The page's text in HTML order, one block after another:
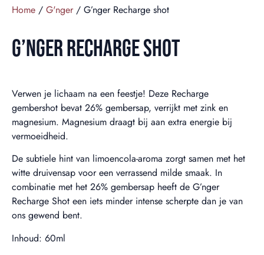
Home / G'nger / G’nger Recharge shot
G’NGER RECHARGE SHOT
Verwen je lichaam na een feestje! Deze Recharge
gembershot bevat 26% gembersap, verrijkt met zink en
magnesium. Magnesium draagt bij aan extra energie bij
vermoeidheid.
De subtiele hint van limoencola-aroma zorgt samen met het
witte druivensap voor een verrassend milde smaak. In
combinatie met het 26% gembersap heeft de G’nger
Recharge Shot een iets minder intense scherpte dan je van
ons gewend bent.
Inhoud: 60ml